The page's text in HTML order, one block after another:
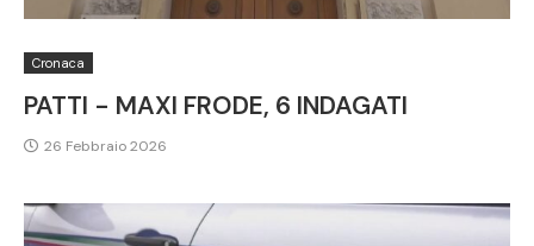
Cronaca
PATTI - MAXI FRODE, 6 INDAGATI
26 Febbraio 2026